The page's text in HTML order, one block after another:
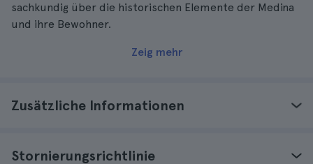
sachkundig über die historischen Elemente der Medina
und ihre Bewohner.
Zeig mehr
Zusätzliche Informationen
Stornierungsrichtlinie